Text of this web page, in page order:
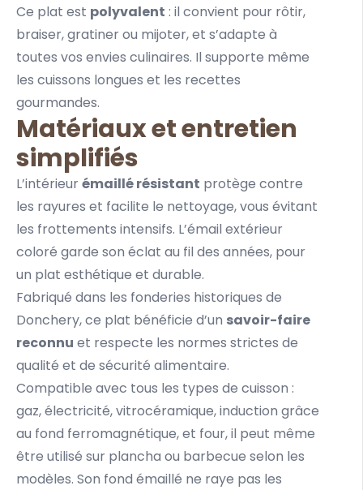
Ce plat est polyvalent : il convient pour rôtir,
braiser, gratiner ou mijoter, et s’adapte à
toutes vos envies culinaires. Il supporte même
les cuissons longues et les recettes
gourmandes.
Matériaux et entretien
simplifiés
L’intérieurémaillé résistant protège contre
les rayures et facilite le nettoyage, vous évitant
les frottements intensifs. L’émail extérieur
coloré garde son éclat au fil des années, pour
un plat esthétique et durable.
Fabriqué dans les fonderies historiques de
Donchery, ce plat bénéficie d’un savoir-faire
reconnu et respecte les normes strictes de
qualité et de sécurité alimentaire.
Compatible avec tous les types de cuisson :
gaz, électricité, vitrocéramique, induction grâce
au fond ferromagnétique, et four, il peut même
être utilisé sur plancha ou barbecue selon les
modèles. Son fond émaillé ne raye pas les